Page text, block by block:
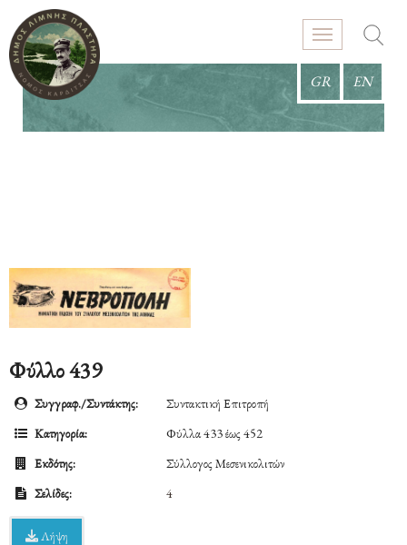
GR EN
Φύλλο 439
Συγγραφ./Συντάκτης:
Συντακτική Επιτροπή
Κατηγορία:
Φύλλα 433 έως 452
Εκδότης:
Σύλλογος Μεσενικολιτών
Σελίδες:
4
Λήψη